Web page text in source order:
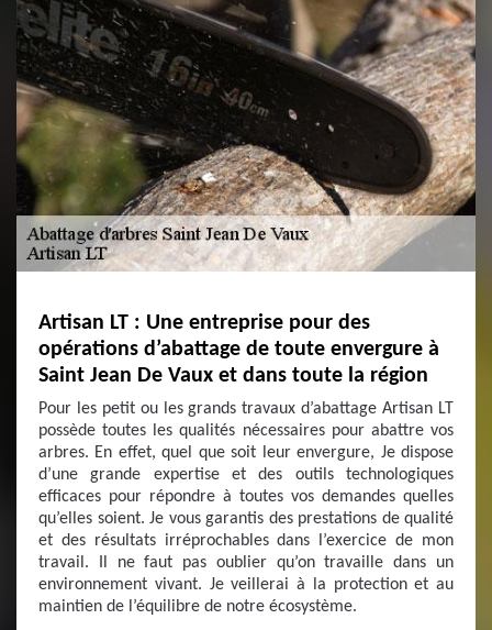
Artisan LT : Une entreprise pour des
opérations d’abattage de toute envergure à
Saint Jean De Vaux et dans toute la région
Pour les petit ou les grands travaux d’abattage Artisan LT
possède toutes les qualités nécessaires pour abattre vos
arbres. En effet, quel que soit leur envergure, Je dispose
d’une grande expertise et des outils technologiques
efficaces pour répondre à toutes vos demandes quelles
qu’elles soient. Je vous garantis des prestations de qualité
et des résultats irréprochables dans l’exercice de mon
travail. Il ne faut pas oublier qu’on travaille dans un
environnement vivant. Je veillerai à la protection et au
maintien de l’équilibre de notre écosystème.